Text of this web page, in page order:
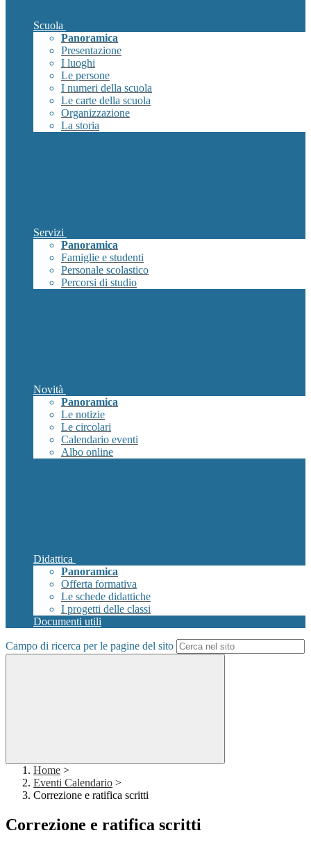
Scuola
Panoramica
Presentazione
I luoghi
Le persone
I numeri della scuola
Le carte della scuola
Organizzazione
La storia
Servizi
Panoramica
Famiglie e studenti
Personale scolastico
Percorsi di studio
Novità
Panoramica
Le notizie
Le circolari
Calendario eventi
Albo online
Didattica
Panoramica
Offerta formativa
Le schede didattiche
I progetti delle classi
Documenti utili
Campo di ricerca per le pagine del sito
Home >
Eventi Calendario >
Correzione e ratifica scritti
Correzione e ratifica scritti